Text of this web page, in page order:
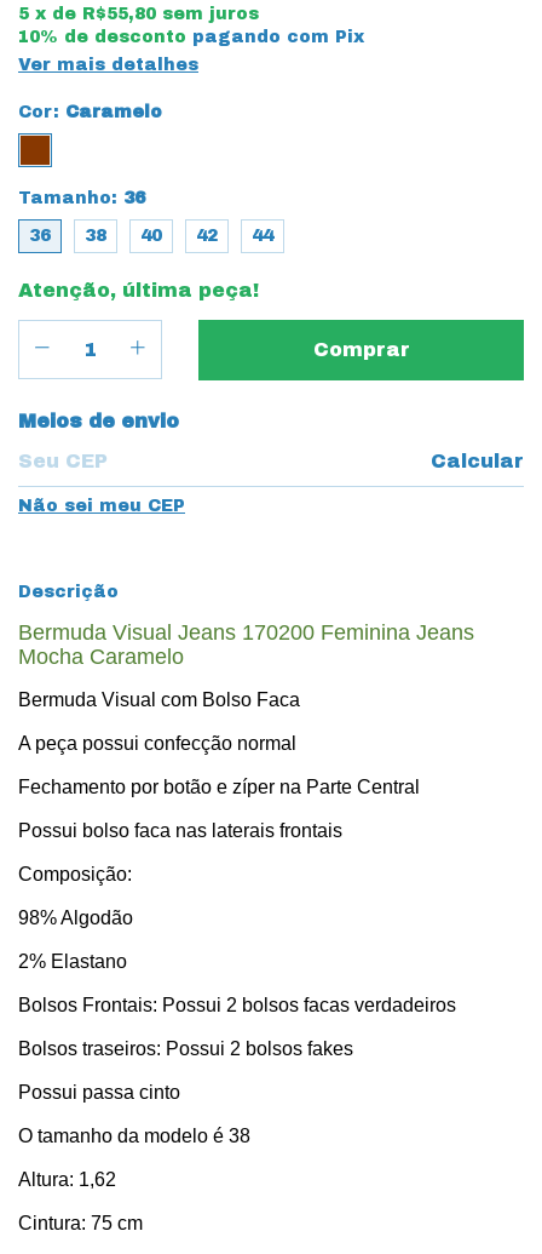
5 x de R$55,80 sem juros
10% de desconto pagando com Pix
Ver mais detalhes
Cor: Caramelo
Tamanho: 36
36 38 40 42 44
Atenção, última peça!
Entregas para o CEP:
Meios de envio
Calcular
Não sei meu CEP
Descrição
Bermuda Visual Jeans 170200 Feminina Jeans
Mocha Caramelo
Bermuda Visual com Bolso Faca
A peça possui confecção normal
Fechamento por botão e zíper na Parte Central
Possui bolso faca nas laterais frontais
Composição:
98% Algodão
2% Elastano
Bolsos Frontais: Possui 2 bolsos facas verdadeiros
Bolsos traseiros: Possui 2 bolsos fakes
Possui passa cinto
O tamanho da modelo é 38
Altura: 1,62
Cintura: 75 cm